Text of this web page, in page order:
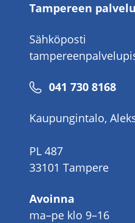
Tampereen
Sähköposti
Puhelinnumero
041 730 8168
Kaupungintalo,
PL 487
33101 Tampere
Avoinna
ma–pe klo 9–16